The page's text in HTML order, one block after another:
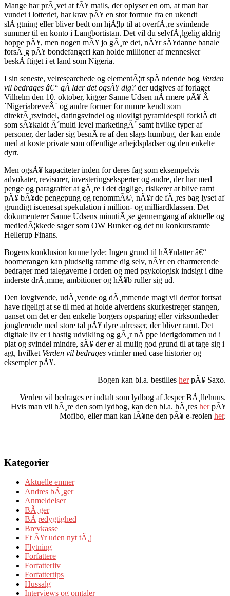
Mange har prÃ¸vet at fÃ¥ mails, der oplyser en om, at man har
vundet i lotteriet, har krav pÃ¥ en stor formue fra en ukendt
slÃ¦gtning eller bliver bedt om hjÃ¦lp til at overfÃ¸re svimlende
summer til en konto i Langbortistan. Det vil du selvfÃ¸lgelig aldrig
hoppe pÃ¥, men nogen mÃ¥ jo gÃ¸re det, nÃ¥r sÃ¥danne banale
forsÃ¸g pÃ¥ bondefangeri kan holde millioner af mennesker
beskÃ¦ftiget i et land som Nigeria.
I sin seneste, velresearchede og elementÃ¦rt spÃ¦ndende bog Verden
vil bedrages â€“ gÃ¦lder det ogsÃ¥ dig? der udgives af forlaget
Vilhelm den 10. oktober, kigger Sanne Udsen nÃ¦rmere pÃ¥ Â
´NigeriabreveÂ´ og andre former for numre kendt som
direktÃ¸rsvindel, datingsvindel og ulovligt pyramidespil forklÃ¦dt
som sÃ¥kaldt Â´multi level marketingÂ´ samt hvilke typer af
personer, der lader sig besnÃ¦re af den slags humbug, der kan ende
med at koste private som offentlige arbejdspladser og den enkelte
dyrt.
Men ogsÃ¥ kapaciteter inden for deres fag som eksempelvis
advokater, revisorer, investeringseksperter og andre, der har med
penge og paragraffer at gÃ¸re i det daglige, risikerer at blive ramt
pÃ¥ bÃ¥de pengepung og renommÃ©, nÃ¥r de fÃ¸res bag lyset af
grundigt iscenesat spekulation i million- og milliardklassen. Det
dokumenterer Sanne Udsens minutiÃ¸se gennemgang af aktuelle og
mediedÃ¦kkede sager som OW Bunker og det nu konkursramte
Hellerup Finans.
Bogens konklusion kunne lyde: Ingen grund til hÃ¥nlatter â€“
boomerangen kan pludselig ramme dig selv, nÃ¥r en charmerende
bedrager med talegaverne i orden og med psykologisk indsigt i dine
inderste drÃ¸mme, ambitioner og hÃ¥b ruller sig ud.
Den lovgivende, udÃ¸vende og dÃ¸mmende magt vil derfor fortsat
have rigeligt at se til med at holde alverdens skurkestreger stangen,
uanset om det er den enkelte borgers opsparing eller virksomheder
jonglerende med store tal pÃ¥ dyre adresser, der bliver ramt. Det
digitale liv er i hastig udvikling og gÃ¸r nÃ¦ppe iderigdommen ud i
plat og svindel mindre, sÃ¥ der er al mulig god grund til at tage sig i
agt, hvilket Verden vil bedrages vrimler med case historier og
eksempler pÃ¥.
Bogen kan bl.a. bestilles herpÃ¥ Saxo.
Verden vil bedrages er indtalt som lydbog af Jesper BÃ¸llehuus.
Hvis man vil hÃ¸re den som lydbog, kan den bl.a. hÃ¸res herpÃ¥
Mofibo, eller man kan lÃ¥ne den pÃ¥ e-reolen her.
Kategorier
Aktuelle emner
Andres bÃ¸ger
Anmeldelser
BÃ¸ger
BÃ¦redygtighed
Brevkasse
Et Ã¥r uden nyt tÃ¸j
Flytning
Forfattere
Forfatterliv
Forfattertips
Hussalg
Interviews og omtaler